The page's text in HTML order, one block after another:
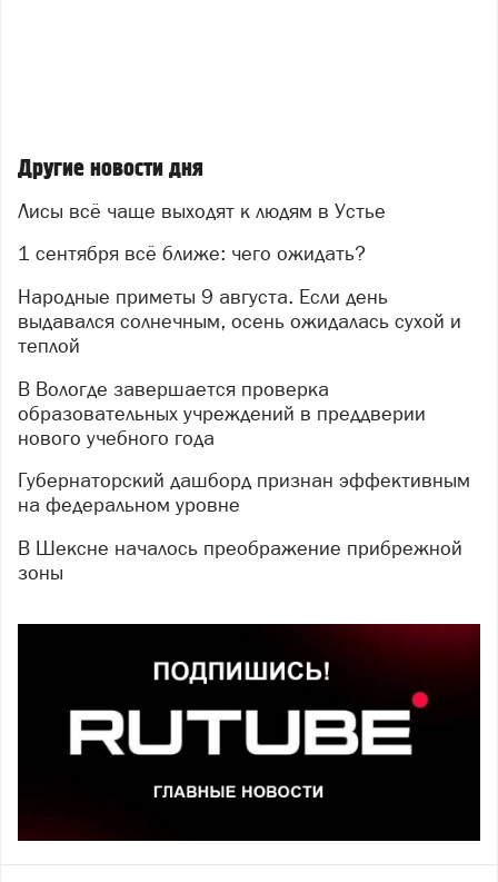
Другие новости дня
Лисы всё чаще выходят к людям в Устье
1 сентября всё ближе: чего ожидать?
Народные приметы 9 августа. Если день
выдавался солнечным, осень ожидалась сухой и
теплой
В Вологде завершается проверка
образовательных учреждений в преддверии
нового учебного года
Губернаторский дашборд признан эффективным
на федеральном уровне
В Шексне началось преображение прибрежной
зоны